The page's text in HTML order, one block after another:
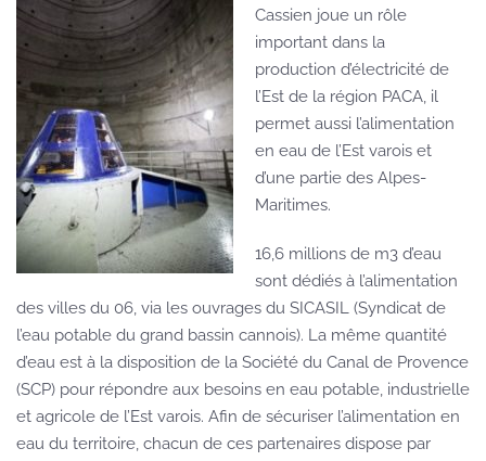
Cassien joue un rôle
important dans la
production d’électricité de
l’Est de la région PACA, il
permet aussi l’alimentation
en eau de l’Est varois et
d’une partie des Alpes-
Maritimes.
16,6 millions de m3 d’eau
sont dédiés à l’alimentation
des villes du 06, via les ouvrages du SICASIL (Syndicat de
l’eau potable du grand bassin cannois). La même quantité
d’eau est à la disposition de la Société du Canal de Provence
(SCP) pour répondre aux besoins en eau potable, industrielle
et agricole de l’Est varois. Afin de sécuriser l’alimentation en
eau du territoire, chacun de ces partenaires dispose par